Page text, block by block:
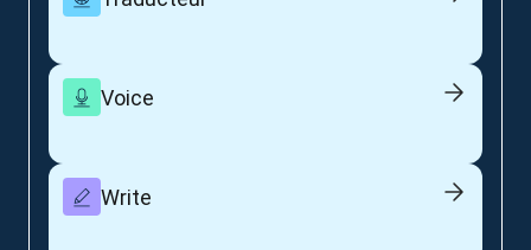
Voice
Write